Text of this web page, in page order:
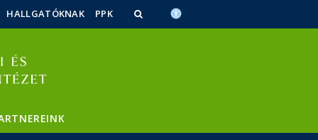
HALLGATÓKNAK PPK